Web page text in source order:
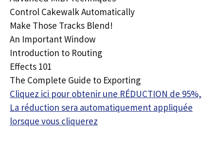
Control Cakewalk Automatically
Make Those Tracks Blend!
An Important Window
Introduction to Routing
Effects 101
The Complete Guide to Exporting
Cliquez ici pour obtenir une RÉDUCTION de 95%,
La réduction sera automatiquement appliquée
lorsque vous cliquerez